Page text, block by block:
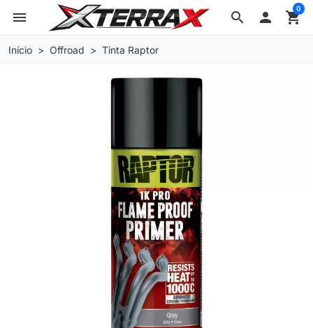
search
menu  shopping_cart
0
Início Offroad Tinta Raptor